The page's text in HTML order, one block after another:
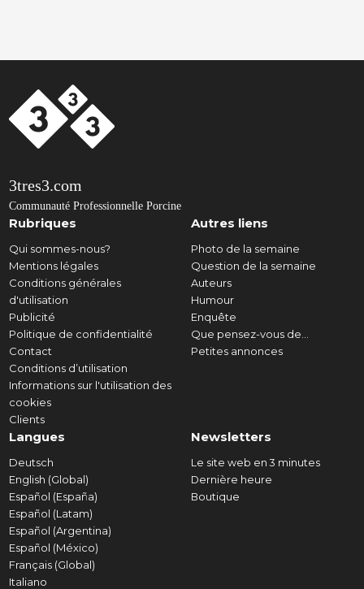
3tres3.com
Communauté Professionnelle Porcine
Rubriques
Qui sommes-nous?
Mentions légales
Conditions générales
d'utilisation
Publicité
Politique de confidentialité
Contact
Conditions d’utilisation
Informations sur l'utilisation des
cookies
Clients
Autres liens
Photo de la semaine
Question de la semaine
Auteurs
Humour
Enquête
Que pensez-vous de...
Petites annonces
Langues
Deutsch
English (Global)
Español (España)
Español (Latam)
Español (Argentina)
Español (México)
Français (Global)
Italiano
Newsletters
Le site web en 3 minutes
Dernière heure
Boutique